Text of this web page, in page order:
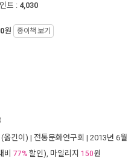
트 : 4,030
원 종이책 보기
(옮긴이) | 전통문화연구회 | 2013년 6월
비 77% 할인), 마일리지 150원